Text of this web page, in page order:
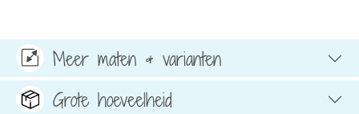
Meer maten & varianten
Grote hoeveelheid